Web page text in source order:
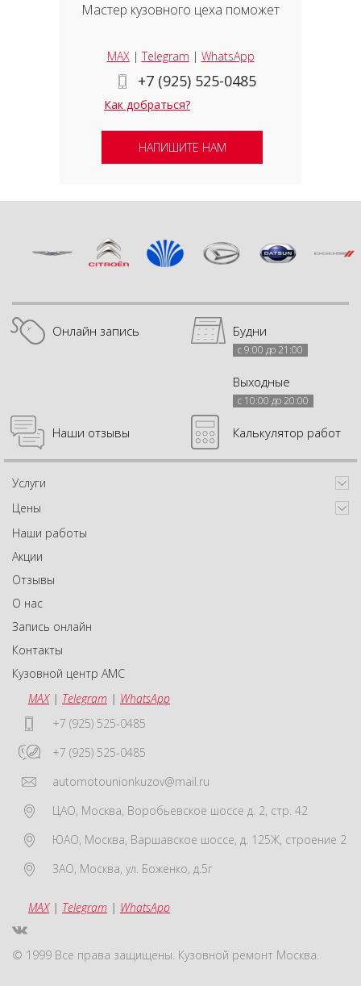
Мастер кузовного цеха поможет
MAX|Telegram | WhatsApp
+7 (925) 525-0485
Как добраться?
НАПИШИТЕ НАМ
Онлайн запись Будни
с 9:00 до 21:00
Выходные
с 10:00 до 20:00
Наши отзывы Калькулятор работ
Услуги
Цены
Наши работы
Акции
Отзывы
О нас
Запись онлайн
Контакты
Кузовной центр АМС
MAX| Telegram | WhatsApp
+7 (925) 525-0485
+7 (925) 525-0485
automotounionkuzov@mail.ru
ЦАО, Москва, Воробьевское шоссе д. 2, стр. 42
ЮАО, Москва, Варшавское шоссе, д. 125Ж, строение 2
ЗАО, Москва, ул. Боженко, д.5г
MAX| Telegram | WhatsApp
© 1999 Все права защищены. Кузовной ремонт Москва.